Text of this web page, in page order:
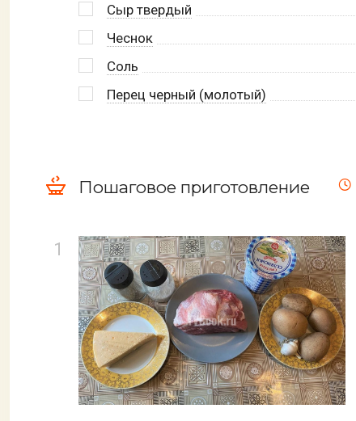
Сыр твердый
Чеснок
Соль
Перец черный (молотый)
Пошаговое приготовление